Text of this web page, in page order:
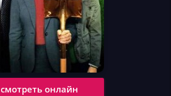
смотреть онлайн